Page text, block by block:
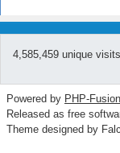
4,585,459 unique visits
Powered by PHP-Fusion
Released as free
Theme designed by